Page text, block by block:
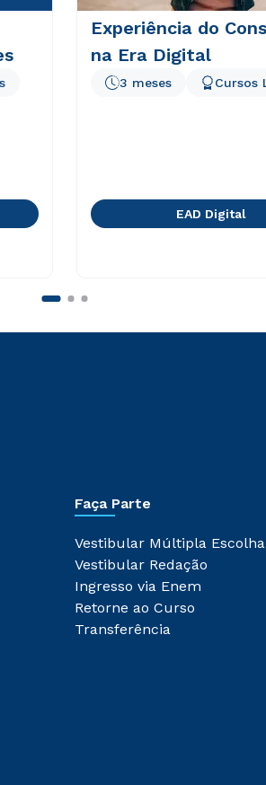
Experiência do
na Era Digital
3 meses Cursos
EAD Digital
Faça Parte
Vestibular Múltipla Escolha
Vestibular Redação
Ingresso via Enem
Retorne ao Curso
Transferência